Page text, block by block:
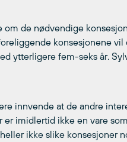
om de nødvendige
konsesjonene
ytterligere fem-seks år.
innvende at de andre
imidlertid ikke en vare
ikke slike konsesjoner